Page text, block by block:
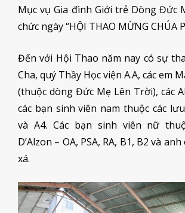
Mục vụ Gia đình Giới trẻ Dòng Đức
chức ngày “HỘI THAO MỪNG CHÚA
Đến với Hội Thao năm nay có sự
Cha, quý Thầy Học viện A.A, các em
(thuộc dòng Đức Mẹ Lên Trời), các
các bạn sinh viên nam thuộc các lưu
và A4. Các bạn sinh viên nữ
D’Alzon – OA, PSA, RA, B1, B2 và
xá.